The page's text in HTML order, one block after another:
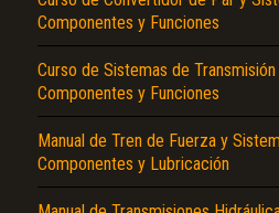
Componentes y Funciones
Curso de Sistemas de
Componentes y Funciones
Manual de Tren de Fuerza y
Componentes y Lubricación
El Título es incorrecto